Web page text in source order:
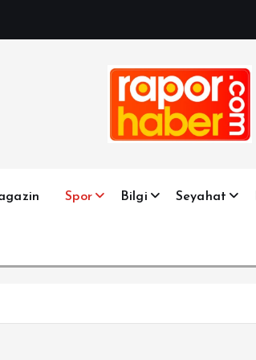
Spor Bilgi Seyahat